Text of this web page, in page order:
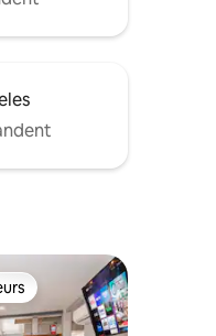
les plus aimés